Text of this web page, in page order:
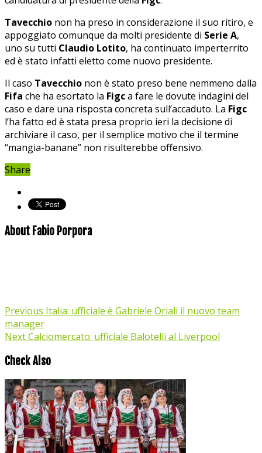
Tavecchio non ha preso in considerazione il suo ritiro, e
appoggiato comunque da molti presidente di Serie A,
uno su tutti Claudio Lotito, ha continuato imperterrito
ed è stato infatti eletto come nuovo presidente.
Il caso Tavecchio non è stato preso bene nemmeno dalla
Fifa che ha esortato la Figca fare le dovute indagini del
caso e dare una risposta concreta sull’accaduto. La Figc
l’ha fatto ed è stata presa proprio ieri la decisione di
archiviare il caso, per il semplice motivo che il termine
“mangia-banane” non risulterebbe offensivo.
Share
About Fabio Porpora
Previous Italia: ufficiale è Gabriele Oriali il nuovo team
manager
NextCalciomercato: ufficiale Balotelli al Liverpool
Check Also